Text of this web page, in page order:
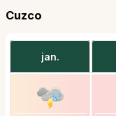
Cuzco
jan.